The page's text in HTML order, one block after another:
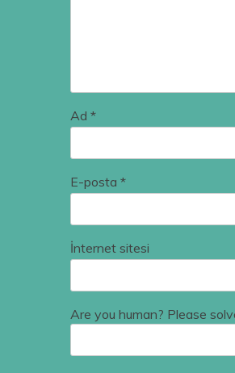
Ad *
E-posta *
İnternet sitesi
Are you human? Please